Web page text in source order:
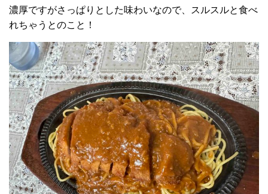
濃厚ですがさっぱりとした味わいなので、スルスルと食べ
れちゃうとのこと！